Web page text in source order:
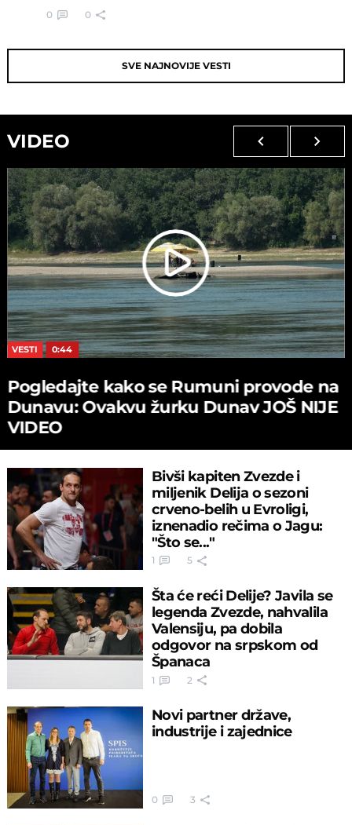
0 0
SVE NAJNOVIJE VESTI
VIDEO
VESTI 0:44
Pogledajte kako se Rumuni provode na
Dunavu: Ovakvu žurku Dunav JOŠ NIJE
VIDEO
Bivši kapiten Zvezde i
miljenik Delija o sezoni
crveno-belih u Evroligi,
iznenadio rečima o Jagu:
"Što se..."
1 5
Šta će reći Delije? Javila se
legenda Zvezde, nahvalila
Valensiju, pa dobila
odgovor na srpskom od
Španaca
1 2
Novi partner države,
industrije i zajednice
0 3